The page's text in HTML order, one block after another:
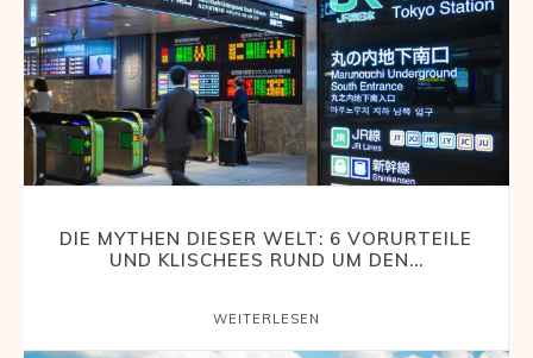
aus
aller
DIE MYTHEN DIESER WELT: 6 VORURTEILE
UND KLISCHEES RUND UM DEN...
WEITERLESEN